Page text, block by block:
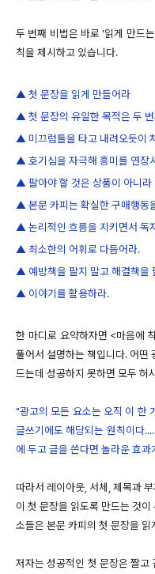
두 번째 비법은 바로 '읽게 만드
칙을 제시하고 있습니다.
▲ 첫 문장을 읽게 만들어라
▲ 첫 문장의 유일한 목적은 두
▲ 미끄럼틀을 타고 내려오듯이
▲ 호기심을 자극해 흥미를 연장
▲ 팔아야 할 것은 상품이 아니라
▲ 본문 카피는 확실한 구매행동
▲ 논리적인 흐름을 지키면서 독
▲ 최소한의 어휘로 다듬어라.
▲ 예방책을 팔지 말고 해결책을
▲ 이야기를 활용하라.
한 마디로 요약하자면 <마음에
풀어서 설명하는 책입니다. 어떤
드는데 성공하지 못하면 모두 허
"광고의 모든 요소는 오직 이 한
글쓰기에도 해당되는 원칙이다
에 두고 글을 쓴다면 놀라운 효
따라서 레이아웃, 서체, 제목과
이 첫 문장을 읽도록 만드는 것
소들은 본문 카피의 첫 문장을
저자는 성공적인 첫 문장은 짤고